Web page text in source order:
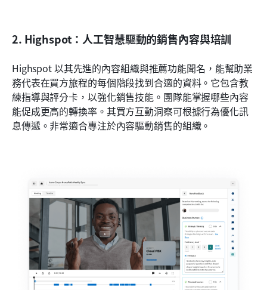
2. Highspot：人工智慧驅動的銷售內容與培訓
Highspot 以其先進的內容組織與推薦功能聞名，能幫助業
務代表在買方旅程的每個階段找到合適的資料。它包含教
練指導與評分卡，以強化銷售技能。團隊能掌握哪些內容
能促成更高的轉換率。其買方互動洞察可根據行為優化訊
息傳遞。非常適合專注於內容驅動銷售的組織。